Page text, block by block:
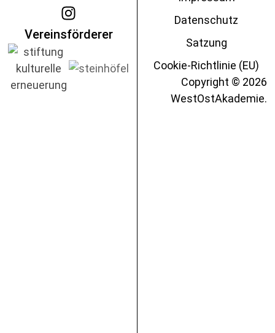
Vereinsförderer
Datenschutz
Satzung
Cookie-Richtlinie (EU)
Copyright © 2026
WestOstAkademie.